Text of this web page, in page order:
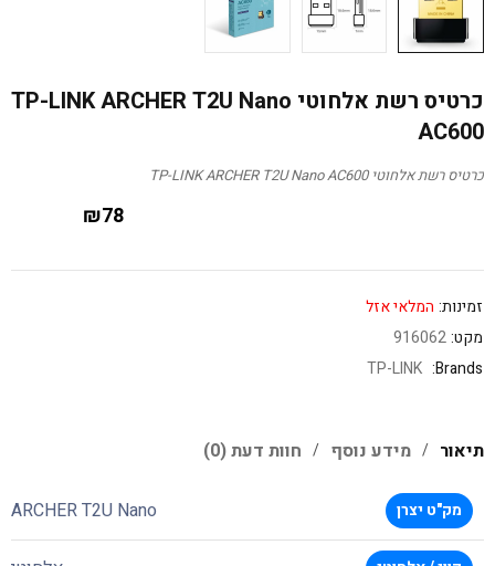
כרטיס רשת אלחוטי TP-LINK ARCHER T2U Nano
AC600
כרטיס רשת אלחוטי TP-LINK ARCHER T2U Nano AC600
₪78
זמינות: המלאי אזל
מקט:916062
Brands:
TP-LINK
תיאור מידע נוסף חוות דעת (0)
מק"ט יצרן ARCHER T2U Nano